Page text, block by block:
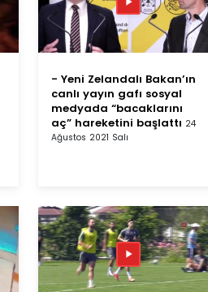
- Yeni Zelandalı Bakan’ın
canlı yayın gafı sosyal
medyada “bacaklarını
aç” hareketini başlattı 24
Ağustos 2021 Salı